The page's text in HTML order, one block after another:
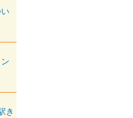
き